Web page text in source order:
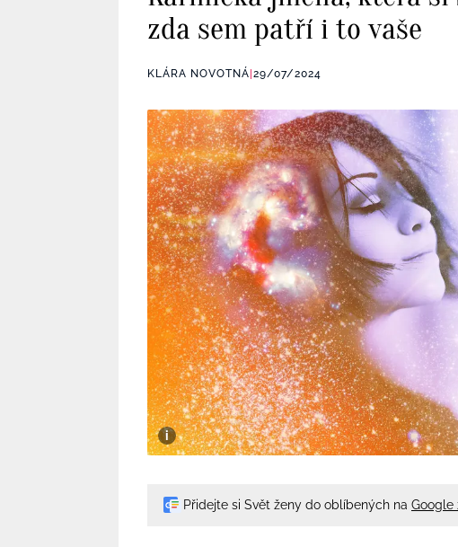
zda sem patří i to vaše
KLÁRA NOVOTNÁ 29/07/2024
Přidejte si Svět ženy do oblíbených na Google